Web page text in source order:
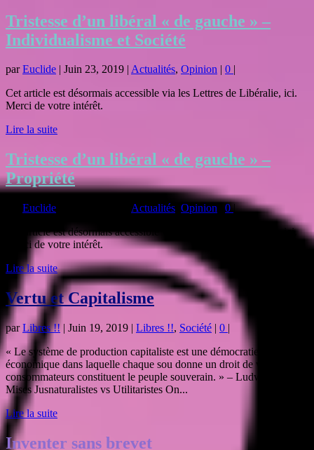
Tristesse d’un libéral « de gauche » –
Individualisme et Société
parEuclide Juin 23, 2019 Actualités, Opinion 0
Cet article est désormais accessible via les Lettres de Libéralie, ici.
Merci de votre intérêt.
Lire la suite
Tristesse d’un libéral « de gauche » –
Propriété
Euclide Actualités Opinion 0 |
Cet article est désormais accessible via les Lettres de Libéralie, ici.
Merci de votre intérêt.
Lire la suite
Vertu et Capitalisme
parLibres !! | Juin 19, 2019 | Libres !!, Société | 0 |
« Le système de production capitaliste est une démocratie
économique dans laquelle chaque sou donne un droit de vote. Les
consommateurs constituent le peuple souverain. » – Ludwig von
Mises Jusnaturalistes vs Utilitaristes On...
Lire la suite
Inventer sans brevet